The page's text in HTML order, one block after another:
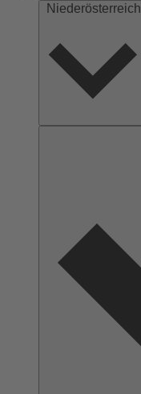
Niederösterreich